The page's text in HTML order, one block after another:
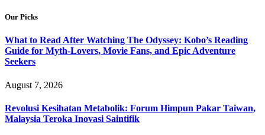
Our Picks
What to Read After Watching The Odyssey: Kobo’s Reading
Guide for Myth-Lovers, Movie Fans, and Epic Adventure
Seekers
August 7, 2026
Revolusi Kesihatan Metabolik: Forum Himpun Pakar Taiwan,
Malaysia Teroka Inovasi Saintifik